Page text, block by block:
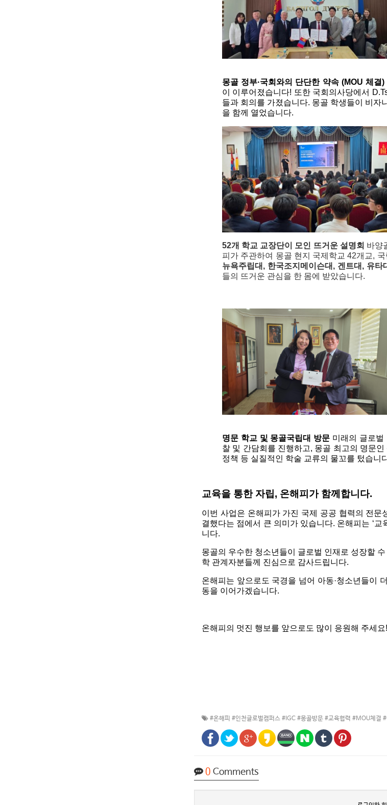
몽골 정부·국회와의 단단한 약속 (MOU 체결)
이 이루어졌습니다! 또한 국회의사당에서
들과 회의를 가졌습니다. 몽골 학생들이 비자
을 함께 열었습니다.
52개 학교 교장단이 모인 뜨거운 설명회 바양
피가 주관하여 몽골 현지 국제학교 42개교,
뉴욕주립대, 한국조지메이슨대, 겐트대, 유타
들의 뜨거운 관심을 한 몸에 받았습니다.
명문 학교 및 몽골국립대 방문 미래의 글로벌
찰 및 간담회를 진행하고, 몽골 최고의 명문인
정책 등 실질적인 학술 교류의 물꼬를 텄습니
교육을 통한 자립, 온해피가 함께합니다.
이번 사업은 온해피가 가진 국제 공공 협력의 전
결했다는 점에서 큰 의미가 있습니다. 온해피는 ‘
니다.
몽골의 우수한 청소년들이 글로벌 인재로 성장할
학 관계자분들께 진심으로 감사드립니다.
온해피는 앞으로도 국경을 넘어 아동·청소년들이
동을 이어가겠습니다.
온해피의 멋진 행보를 앞으로도 많이 응원해 주세요!
#온해피 #인천글로벌캠퍼스 #IGC #몽골방문 #교육협력 #MOU체결
0 Comments